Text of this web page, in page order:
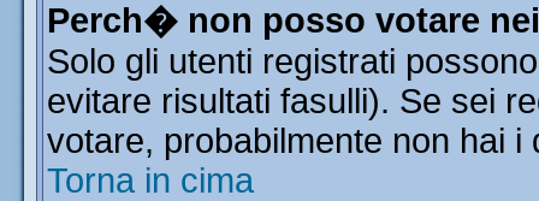
Perch� non posso votare
Solo gli utenti registrati
evitare risultati fasulli). Se sei
votare, probabilmente non hai
Torna in cima